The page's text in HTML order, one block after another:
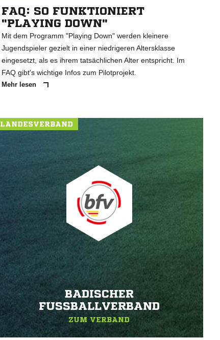
FAQ: SO FUNKTIONIERT
"PLAYING DOWN"
Mit dem Programm "Playing Down" werden kleinere
Jugendspieler gezielt in einer niedrigeren Altersklasse
eingesetzt, als es ihrem tatsächlichen Alter entspricht. Im
FAQ gibt's wichtige Infos zum Pilotprojekt.
Mehr lesen
LANDESVERBAND
BADISCHER
FUSSBALLVERBAND
ZUM VERBAND